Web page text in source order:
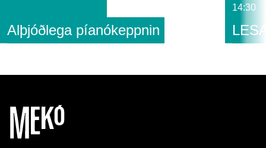
Alþjóðlega píanókeppnin
14:30